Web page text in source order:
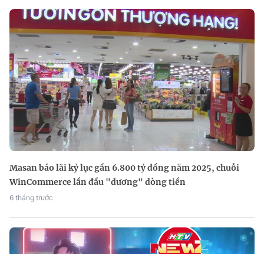
Masan báo lãi kỷ lục gần 6.800 tỷ đồng năm 2025, chuỗi
WinCommerce lần đầu "dương" dòng tiền
6 tháng trước